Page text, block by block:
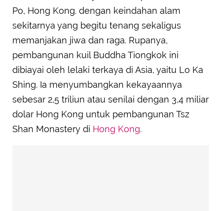
Po, Hong Kong. dengan keindahan alam
sekitarnya yang begitu tenang sekaligus
memanjakan jiwa dan raga. Rupanya,
pembangunan kuil Buddha Tiongkok ini
dibiayai oleh lelaki terkaya di Asia, yaitu Lo Ka
Shing. Ia menyumbangkan kekayaannya
sebesar 2,5 triliun atau senilai dengan 3,4 miliar
dolar Hong Kong untuk pembangunan Tsz
Shan Monastery di Hong Kong.